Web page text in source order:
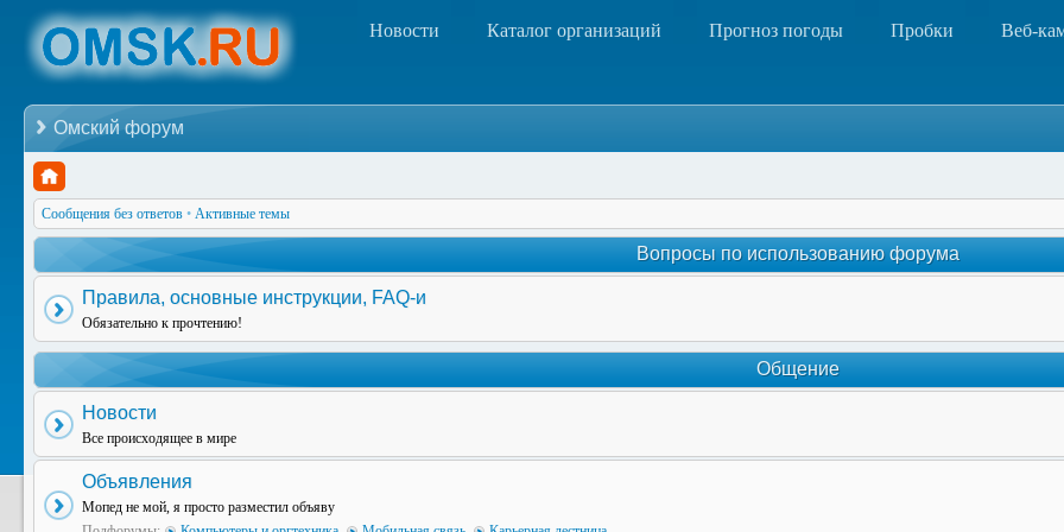
Новости Каталог организаций Прогноз погоды Пробки Веб-
Омский форум
Сообщения без ответов • Активные темы
Вопросы по использованию форума
Правила, основные инструкции, FAQ-и
Обязательно к прочтению!
Общение
Новости
Все происходящее в мире
Объявления
Мопед не мой, я просто разместил объяву